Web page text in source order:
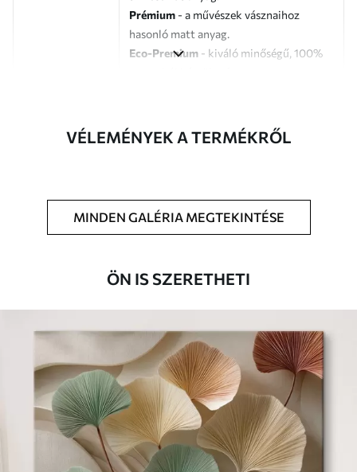
Prémium - a művészek vásznaihoz
hasonló matt anyag.
Eco-Premium - kiváló minőségű, 100%
Cikkszám s46332
Elérhető anyagok
✓Fakulásálló
Biztonságos, szagtalan tinta
✗Vászonhatású felület
✗Környezetbarát anyag
Prémium
Ft
VÉLEMÉNYEK A TERMÉKRŐL
MINDEN GALÉRIA MEGTEKINTÉSE
ÖN IS SZERETHETI